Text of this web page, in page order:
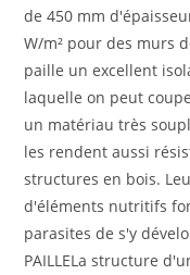
de 450 mm
W/m² pour des murs
paille un excellent
laquelle on peut
un matériau très
les rendent aussi
structures en bois.
d'éléments nutritifs
parasites de s'y
PAILLELa structure